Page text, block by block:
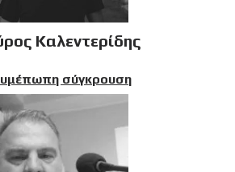
Καλεντερίδης
σύγκρουση